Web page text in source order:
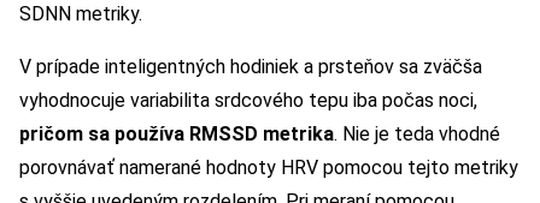
SDNN metriky.
V prípade inteligentných hodiniek a prsteňov sa zväčša
vyhodnocuje variabilita srdcového tepu iba počas noci,
pričom sa používa RMSSD metrika. Nie je teda vhodné
porovnávať namerané hodnoty HRV pomocou tejto metriky